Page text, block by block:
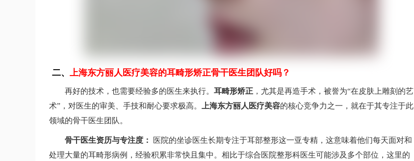
二、 上海东方丽人医疗美容的耳畸形矫正骨干医生团队好吗？
再好的技术，也需要经验多的医生来执行。 耳畸形矫正 ，尤其是再造手术，被誉为“在皮肤上雕刻的艺
术”，对医生的审美、手技和耐心要求极高。
上海东方丽人医疗美容的核心竞争力之一，就在于其专注于此
领域的骨干医生团队。
骨干医生资历与专注度：
医院的坐诊医生长期专注于耳部整形这一亚专精，这意味着他们每天面对和
处理大量的耳畸形病例，经验积累非常快且集中。相比于综合医院整形科医生可能涉及多个部位，这里的